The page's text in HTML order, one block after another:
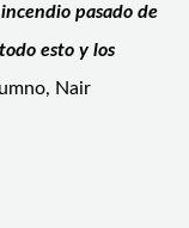
pasado de
esto y los
Nair